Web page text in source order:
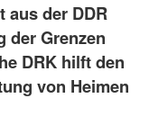
aus der DDR
der Grenzen
DRK hilft den
von Heimen